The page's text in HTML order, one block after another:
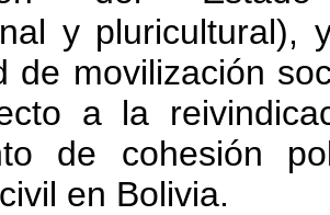
y
de movilización
a la
de cohesión
en Bolivia.